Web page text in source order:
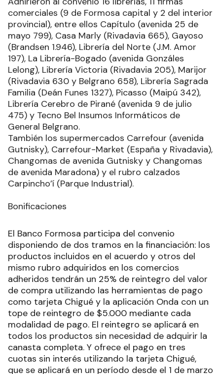
comerciales (9 de Formosa capital y 2 del interior
provincial), entre ellos Capítulo (avenida 25 de
mayo 799), Casa Marly (Rivadavia 665), Gayoso
(Brandsen 1.946), Librería del Norte (J.M. Amor
197), La Librería-Bogado (avenida Gonzáles
Lelong), Librería Victoria (Rivadavia 205), Marijor
(Rivadavia 630 y Belgrano 658), Librería Sagrada
Familia (Deán Funes 1327), Picasso (Maipú 342),
Librería Cerebro de Pirané (avenida 9 de julio
475) y Tecno Bel Insumos Informáticos de
General Belgrano.
También los supermercados Carrefour (avenida
Gutnisky), Carrefour-Market (España y Rivadavia),
Changomas de avenida Gutnisky y Changomas
de avenida Maradona) y el rubro calzados
Carpincho’í (Parque Industrial).
Bonificaciones
El Banco Formosa participa del convenio
disponiendo de dos tramos en la financiación: los
productos incluidos en el acuerdo y otros del
mismo rubro adquiridos en los comercios
adheridos tendrán un 25% de reintegro del valor
de compra utilizando las herramientas de pago
como tarjeta Chigué y la aplicación Onda con un
tope de reintegro de $5.000 mediante cada
modalidad de pago. El reintegro se aplicará en
todos los productos sin necesidad de adquirir la
canasta completa. Y ofrece el pago en tres
cuotas sin interés utilizando la tarjeta Chigué,
que se aplicará en un período desde el 1 de marzo